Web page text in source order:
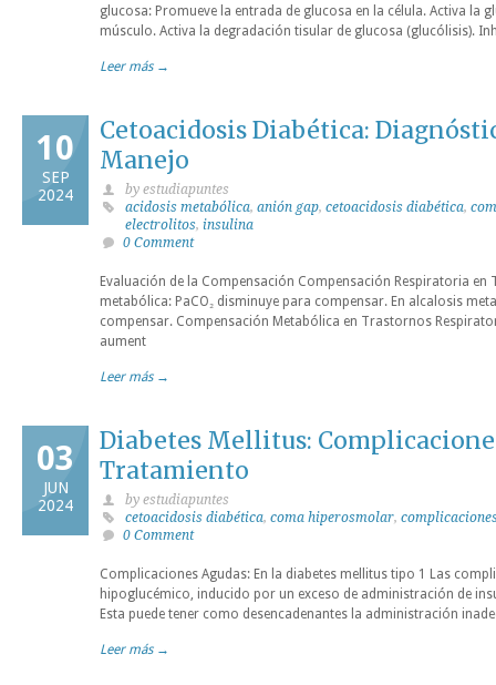
glucosa: Promueve la entrada de glucosa en la célula. Activa la
músculo. Activa la degradación tisular de glucosa (glucólisis).
Leer más →
10
SEP
2024
Cetoacidosis Diabética:
Manejo
by estudiapuntes
acidosis metabólica, anión gap, cetoacidosis diabética,
electrolitos, insulina
0 Comment
Evaluación de la Compensación Compensación Respiratoria
metabólica: PaCO₂ disminuye para compensar. En alcalosis
compensar. Compensación Metabólica en Trastornos
aument
Leer más →
03
JUN
2024
Diabetes Mellitus:
Tratamiento
by estudiapuntes
cetoacidosis diabética, coma hiperosmolar,
0 Comment
Complicaciones Agudas: En la diabetes mellitus tipo 1 Las
hipoglucémico, inducido por un exceso de administración de
Esta puede tener como desencadenantes la administración
Leer más →